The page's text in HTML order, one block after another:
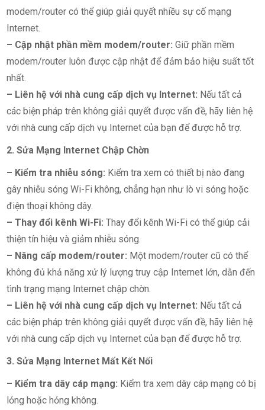
modem/router có thể giúp giải quyết nhiều sự cố mạng
Internet.
– Cập nhật phần mềm modem/router: Giữ phần mềm
modem/router luôn được cập nhật để đảm bảo hiệu suất tốt
nhất.
– Liên hệ với nhà cung cấp dịch vụ Internet: Nếu tất cả
các biện pháp trên không giải quyết được vấn đề, hãy liên hệ
với nhà cung cấp dịch vụ Internet của bạn để được hỗ trợ.
2. Sửa Mạng Internet Chập Chờn
– Kiểm tra nhiễu sóng: Kiểm tra xem có thiết bị nào đang
gây nhiễu sóng Wi-Fi không, chẳng hạn như lò vi sóng hoặc
điện thoại không dây.
– Thay đổi kênh Wi-Fi: Thay đổi kênh Wi-Fi có thể giúp cải
thiện tín hiệu và giảm nhiễu sóng.
– Nâng cấp modem/router: Một modem/router cũ có thể
không đủ khả năng xử lý lượng truy cập Internet lớn, dẫn đến
tình trạng mạng Internet chập chờn.
– Liên hệ với nhà cung cấp dịch vụ Internet: Nếu tất cả
các biện pháp trên không giải quyết được vấn đề, hãy liên hệ
với nhà cung cấp dịch vụ Internet của bạn để được hỗ trợ.
3. Sửa Mạng Internet Mất Kết Nối
– Kiểm tra dây cáp mạng: Kiểm tra xem dây cáp mạng có bị
lỏng hoặc hỏng không.